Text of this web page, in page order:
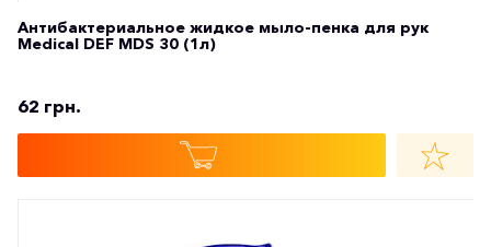
Антибактериальное жидкое мыло-пенка для рук
Medical DEF MDS 30 (1л)
62 грн.